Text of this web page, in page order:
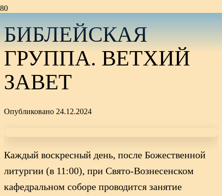
БИБЛЕЙСКАЯ
ГРУППА. ВЕТХИЙ
ЗАВЕТ
Опубликовано 24.12.2024
Каждый воскресный день, после Божественной
литургии (в 11:00), при Свято-Вознесенском
кафедральном соборе проводится занятие